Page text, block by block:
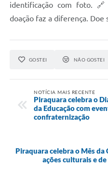
identificação com foto.
doação faz a diferença. Doe
GOSTEI NÃO GOSTEI
NOTÍCIA MAIS RECENTE
Piraquara celebra o
da Educação com
confraternização
Piraquara celebra o Mês da
ações culturais e